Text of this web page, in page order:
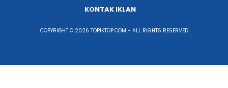
KONTAK IKLAN
COPYRIGHT © 2026 TOPIKTOP.COM - ALL RIGHTS RESERVED